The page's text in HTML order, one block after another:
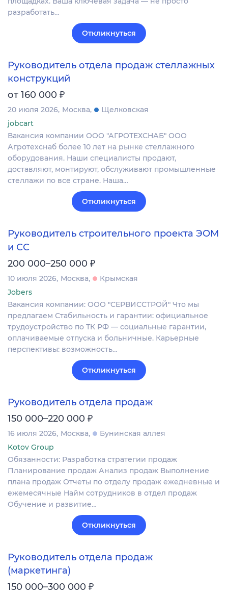
разработать…
Откликнуться
Руководитель отдела продаж стеллажных
конструкций
от 160 000 ₽
20 июля 2026 Москва
Щелковская
jobcart
Вакансия компании ООО "АГРОТЕХСНАБ" ООО
Агротехснаб более 10 лет на рынке стеллажного
оборудования. Наши специалисты продают,
доставляют, монтируют, обслуживают промышленные
стеллажи по все стране. Наша…
Откликнуться
Руководитель строительного проекта ЭОМ
и СС
200 000–250 000 ₽
10 июля 2026 Москва
Крымская
Jobers
Вакансия компании: ООО "СЕРВИССТРОЙ" Что мы
предлагаем Стабильность и гарантии: официальное
трудоустройство по ТК РФ — социальные гарантии,
оплачиваемые отпуска и больничные. Карьерные
перспективы: возможность…
Откликнуться
Руководитель отдела продаж
150 000–220 000 ₽
16 июля 2026 Москва
Бунинская аллея
Kotov Group
Обязанности: Разработка стратегии продаж
Планирование продаж Анализ продаж Выполнение
плана продаж Отчеты по отделу продаж ежедневные и
ежемесячные Найм сотрудников в отдел продаж
Обучение и развитие…
Откликнуться
Руководитель отдела продаж
(маркетинга)
150 000–300 000 ₽